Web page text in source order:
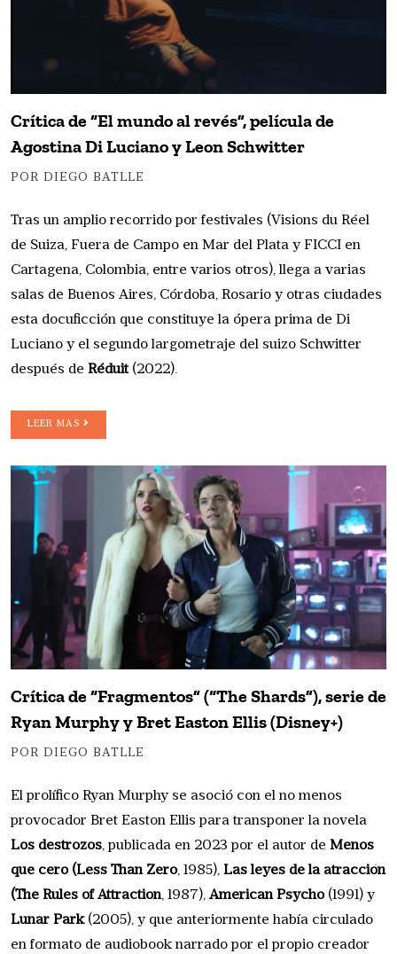
Crítica de “El mundo al revés”, película de
Agostina Di Luciano y Leon Schwitter
POR DIEGO BATLLE
Tras un amplio recorrido por festivales (Visions du Réel
de Suiza, Fuera de Campo en Mar del Plata y FICCI en
Cartagena, Colombia, entre varios otros), llega a varias
salas de Buenos Aires, Córdoba, Rosario y otras ciudades
esta docuficción que constituye la ópera prima de Di
Luciano y el segundo largometraje del suizo Schwitter
después de Réduit(2022).
LEER MAS
Crítica de “Fragmentos” (“The Shards”), serie de
Ryan Murphy y Bret Easton Ellis (Disney+)
POR DIEGO BATLLE
El prolífico Ryan Murphy se asoció con el no menos
provocador Bret Easton Ellis para transponer la novela
Los destrozos, publicada en 2023 por el autor de Menos
que cero (Less Than Zero, 1985), Las leyes de la atracción
(The Rules of Attraction, 1987), American Psycho(1991) y
Lunar Park(2005), y que anteriormente había circulado
en formato de audiobook narrado por el propio creador